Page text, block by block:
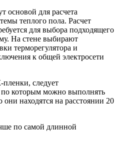
основой для расчета
теплого пола. Расчет
для выбора подходящего
На стене выбирают
терморегулятора и
к общей электросети
следует
по которым можно выполнять
находятся на расстоянии 20
по самой длинной